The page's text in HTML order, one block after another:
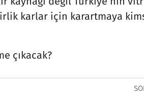
karlar için karartmaya
çıkacak?